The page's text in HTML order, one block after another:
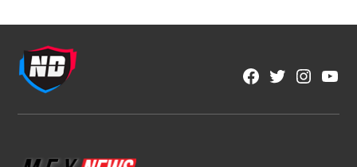
Facebook
Twitter